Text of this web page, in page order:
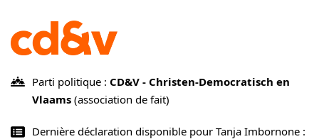
Parti politique : CD&V - Christen-Democratisch en
Vlaams (association de fait)
Dernière déclaration disponible pour Tanja Imbornone :